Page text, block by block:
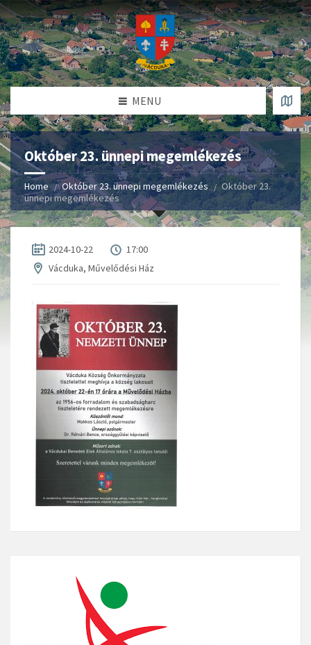
MENU
Október 23. ünnepi megemlékezés
Home Október 23. ünnepi megemlékezés
Október 23.
ünnepi megemlékezés
2024-10-22
17:00
Vácduka, Művelődési Ház